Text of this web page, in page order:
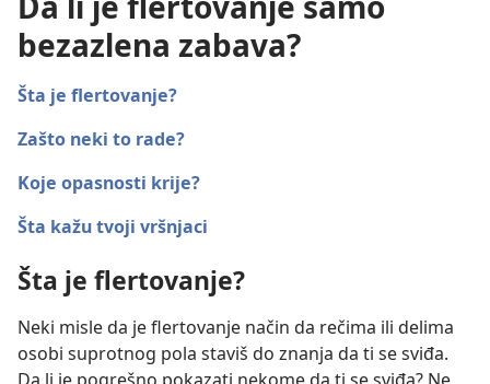
bezazlena zabava?
Šta je flertovanje?
Zašto neki to rade?
Koje opasnosti krije?
Šta kažu tvoji vršnjaci
Šta je flertovanje?
Neki misle da je flertovanje način da rečima ili delima
osobi suprotnog pola staviš do znanja da ti se sviđa.